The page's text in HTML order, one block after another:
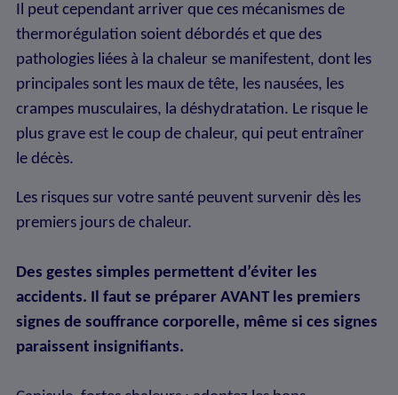
Il peut cependant arriver que ces mécanismes de
thermorégulation soient débordés et que des
pathologies liées à la chaleur se manifestent, dont les
principales sont les maux de tête, les nausées, les
crampes musculaires, la déshydratation. Le risque le
plus grave est le coup de chaleur, qui peut entraîner
le décès.
Les risques sur votre santé peuvent survenir dès les
premiers jours de chaleur.
Des gestes simples permettent d’éviter les
accidents. Il faut se préparer AVANT les premiers
signes de souffrance corporelle, même si ces signes
paraissent insignifiants.